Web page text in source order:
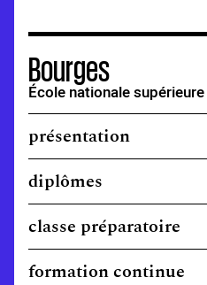
Bourges
École nationale
présentation
diplômes
classe préparatoire
formation continue